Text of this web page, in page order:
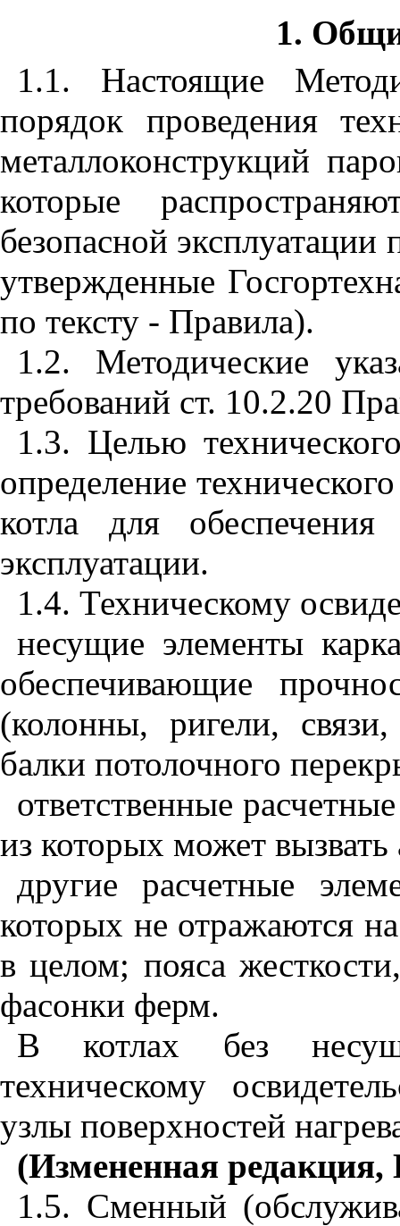
1.
1.1. Настоящие
порядок проведения
металлоконструкций
которые
безопасной
утвержденные
по тексту - Правила).
1.2. Методические
требований ст. 10.2.20
1.3. Целью
определение
котла для
эксплуатации.
1.4. Техническому
несущие элементы
обеспечивающие
(колонны, ригели,
балки потолочного
ответственные
из которых может
другие расчетные
которых не отражаются
в целом; пояса
фасонки ферм.
В котлах без
техническому
узлы поверхностей
(Измененная
1.5. Сменный